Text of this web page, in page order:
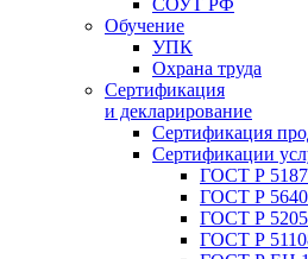
СОУТ РФ
Обучение
УПК
Охрана труда
Сертификация
и декларирование
Сертификация
Сертификации
ГОСТ Р
ГОСТ Р
ГОСТ Р
ГОСТ Р